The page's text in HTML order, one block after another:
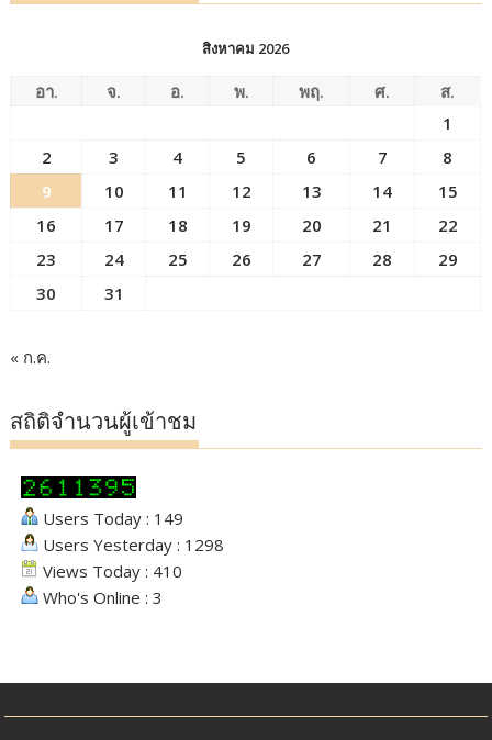
สิงหาคม 2026
อา. จ. อ. พ. พฤ. ศ.
ส.
1
2
3 4 5 6 7
8
9
10 11 12 13 14
15
16
17 18 19 20 21
22
23
24 25 26 27 28
29
30
31
« ก.ค.
สถิติจำนวนผู้เข้าชม
Users Today : 149
Users Yesterday : 1298
Views Today : 410
Who's Online : 3